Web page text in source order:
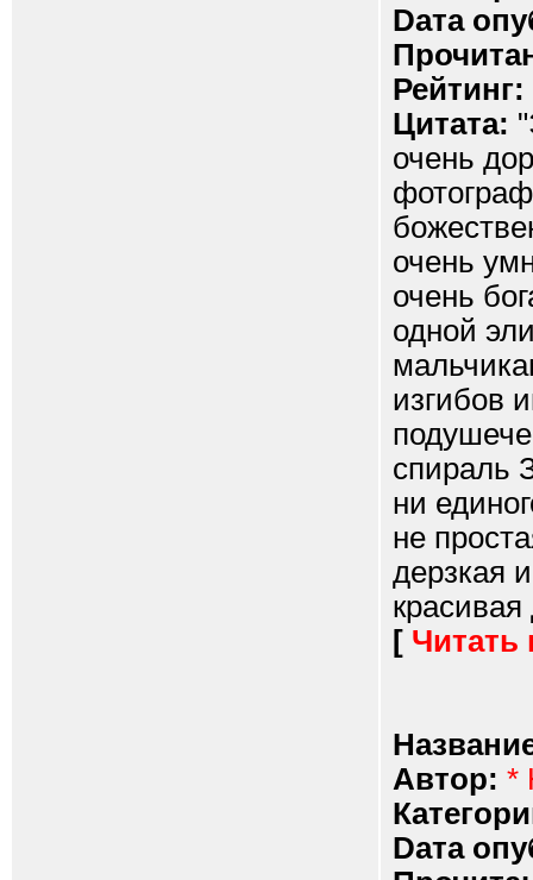
Dата
Рейтинг:
Цитата:
очень
очень
очень
одной
изгибов
спираль
ни
не
дерзкая
[ Читать
Автор: *
Dата